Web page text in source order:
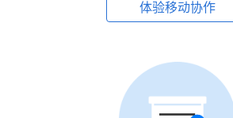
体验移动协作